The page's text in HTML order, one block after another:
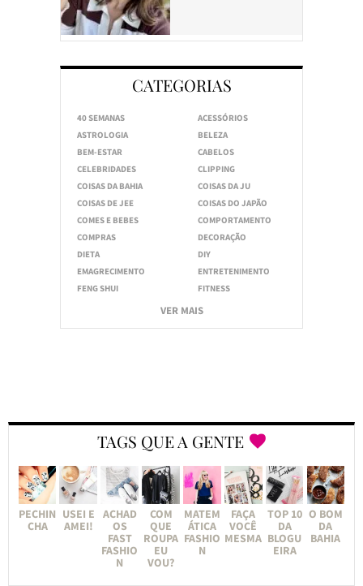
CATEGORIAS
40 SEMANAS
ACESSÓRIOS
ASTROLOGIA
BELEZA
BEM-ESTAR
CABELOS
CELEBRIDADES
CLIPPING
COISAS DA BAHIA
COISAS DA JU
COISAS DE JEE
COISAS DO JAPÃO
COMES E BEBES
COMPORTAMENTO
COMPRAS
DECORAÇÃO
DIETA
DIY
EMAGRECIMENTO
ENTRETENIMENTO
FENG SHUI
FITNESS
VER MAIS
TAGS QUE A GENTE
PECHIN
CHA
USEI E
AMEI!
ACHAD
OS
FAST
FASHIO
N
COM
QUE
ROUPA
EU
VOU?
MATEM
ÁTICA
FASHIO
N
FAÇA
VOCÊ
MESMA
TOP 10
DA
BLOGU
EIRA
O BOM
DA
BAHIA